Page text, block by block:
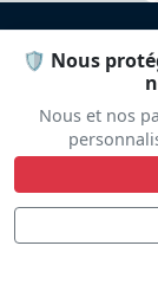
🛡️ Nous
Nous et nos